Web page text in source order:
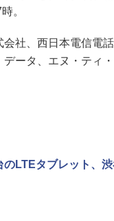
。
社、西日本電信電
ータ、エヌ・ティ
のLTEタブレット、